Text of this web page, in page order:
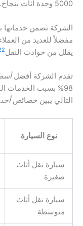
5000 وحدة أثاث بنجاح. نسبة الخدوش أو التلفيات أقل من 1%
مفضلاً للعديد من
يقلل من حوادث النقل
تقدم الشركة أفضل
98% بسبب الخدمات المتميزة والأدوات الحديثة
التالي يبين خصائص
نوع السيارة
سيارة نقل أثاث
صغيرة
سيارة نقل أثاث
متوسطة